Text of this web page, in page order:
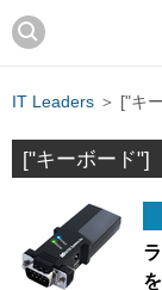
IT Leaders ＞ ["キ
["キーボード"]